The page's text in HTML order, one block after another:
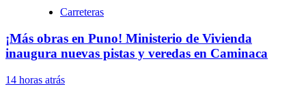
Carreteras
¡Más obras en Puno! Ministerio de Vivienda
inaugura nuevas pistas y veredas en Caminaca
14 horas atrás